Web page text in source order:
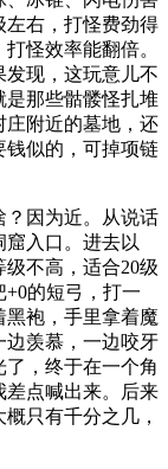
左右，打怪费劲得
怪效率能翻倍。
现，这玩意儿不
是那些骷髅怪扎堆
庄附近的墓地，还
钱似的，可掉项链
？因为近。从说话
入口。进去以
不高，适合20级
的短弓，打一
袍，手里拿着魔
边羡慕，一边咬牙
，终于在一个角
差点喊出来。后来
只有千分之几，